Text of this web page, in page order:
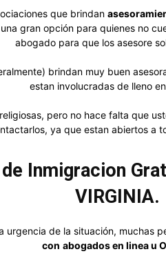
que brindan
gran opción para quienes no
abogado para que los asesore
brindan muy buen
estan involucradas de lleno
pero no hace falta que
ya que estan abiertos a
Inmigracion
VIRGINIA.
urgencia de la situación, muchas
con abogados en linea u